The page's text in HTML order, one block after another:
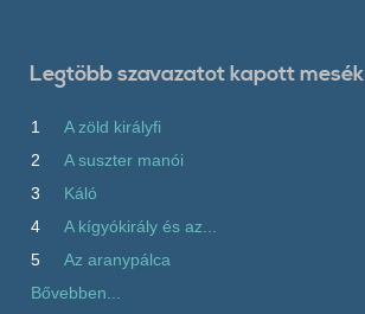
Legtöbb szavazatot kapott mesék
1
A zöld királyfi
2
A suszter manói
3
Káló
4
A kígyókirály és az...
5
Az aranypálca
Bővebben...